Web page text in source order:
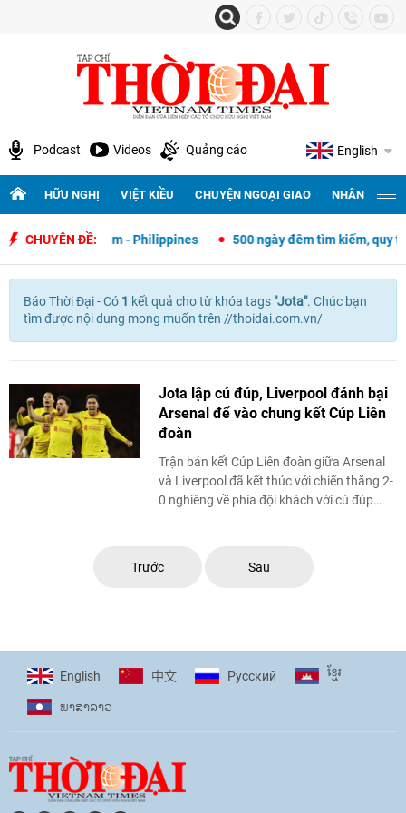
Podcast Videos Quảng cáo English
HỮU NGHỊ VIỆT KIỀU CHUYỆN NGOẠI GIAO NHÂN
CHUYÊN ĐỀ:
giao Việt Nam - Philippines 500 ngày đêm tìm kiếm, quy
Báo Thời Đại - Có 1 kết quả chotừ khóa tags "Jota". Chúc bạn
tìm được nội dung mong muốn trên //thoidai.com.vn/
Jota lập cú đúp, Liverpool đánh bại
Arsenal để vào chung kết Cúp Liên
đoàn
Trận bán kết Cúp Liên đoàn giữa Arsenal
và Liverpool đã kết thúc với chiến thắng 2-
0 nghiêng về phía đội khách với cú đúp
Trước
Sau
English 中文 Pусский ខ្មែរ
ພາ​ສາ​ລາວ